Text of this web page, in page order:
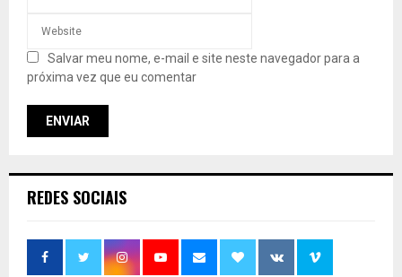
Salvar meu nome, e-mail e site neste navegador para a
próxima vez que eu comentar
REDES SOCIAIS